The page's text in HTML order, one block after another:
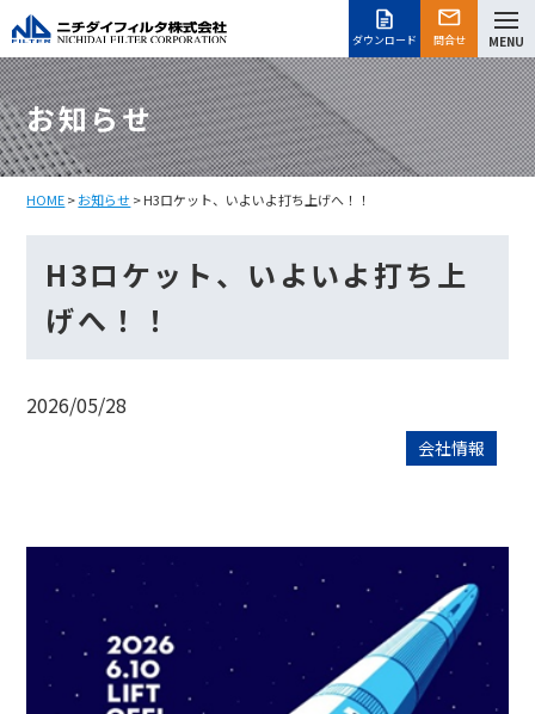
ダウンロード 問合せ MENU
お知らせ
HOME>お知らせ> H3ロケット、いよいよ打ち上げへ！！
H3ロケット、いよいよ打ち上
げへ！！
2026/05/28
会社情報